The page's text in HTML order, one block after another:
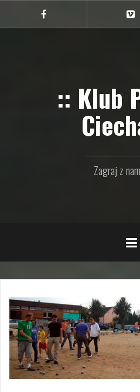
treści
Ciechan
na
na
:: Klub
Zagraj z